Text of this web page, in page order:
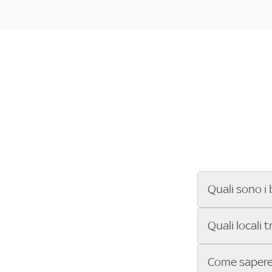
Quali sono i
Se cerchi un
ENILIVE, la
Sky Bar ti
Quali locali
Vuoi sapere
Come